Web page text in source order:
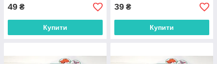
49 ₴
Купити
39 ₴
Купити